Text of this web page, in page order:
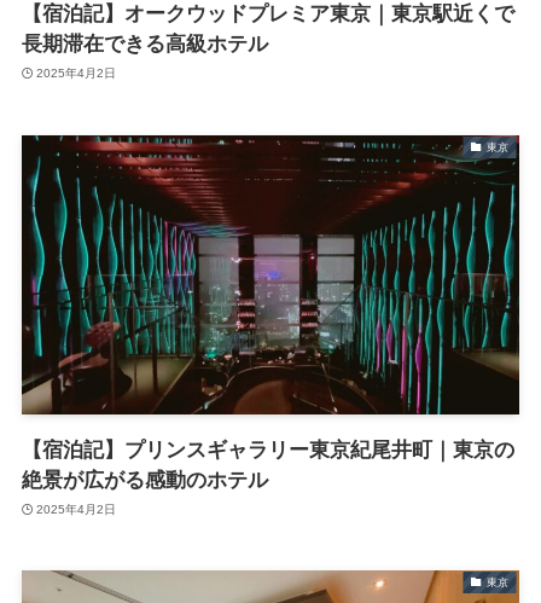
【宿泊記】オークウッドプレミア東京｜東京駅近くで
長期滞在できる高級ホテル
2025年4月2日
東京
【宿泊記】プリンスギャラリー東京紀尾井町｜東京の
絶景が広がる感動のホテル
2025年4月2日
東京